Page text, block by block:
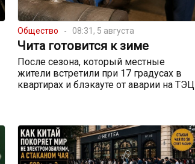
Общество 08:31, 5 августа
Чита готовится к зиме
После сезона, который местные
жители встретили при 17 градусах в
квартирах и блэкауте от аварии на ТЭЦ